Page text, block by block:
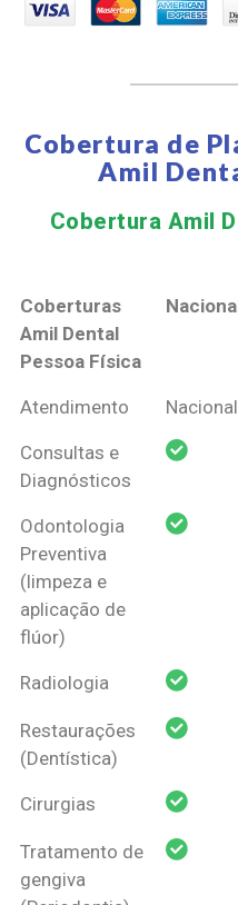
Cobertura de
Amil
Cobertura Amil
Coberturas
Amil Dental
Pessoa Física
Coberturas
Pessoa Física
Nacional
Atendimento Nacional
Consultas e
Diagnósticos
Odontologia
Preventiva
(limpeza e
aplicação de
flúor)
Radiologia
Restaurações
(Dentística)
Cirurgias
Tratamento de
gengiva